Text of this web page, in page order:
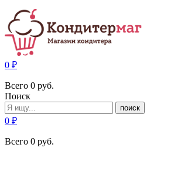
0 ₽
Всего 0 руб.
Поиск
поиск
0 ₽
Всего 0 руб.